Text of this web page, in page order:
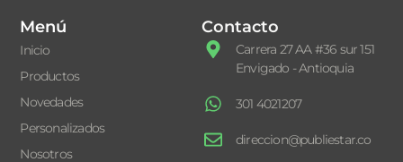
Menú
Inicio
Productos
Novedades
Personalizados
Nosotros
Contacto
Carrera 27 AA #36 sur 151
Envigado - Antioquia
301 4021207
direccion@publiestar.co